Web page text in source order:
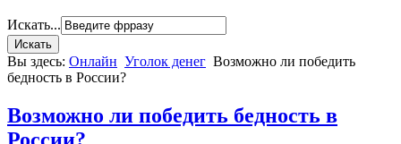
Искать...
Вы здесь: Онлайн Уголок денег Возможно ли победить
бедность в России?
Возможно ли победить бедность в